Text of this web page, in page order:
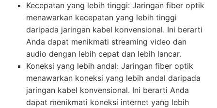
Kecepatan yang lebih tinggi: Jaringan fiber optik
menawarkan kecepatan yang lebih tinggi
daripada jaringan kabel konvensional. Ini berarti
Anda dapat menikmati streaming video dan
audio dengan lebih cepat dan lebih lancar.
Koneksi yang lebih andal: Jaringan fiber optik
menawarkan koneksi yang lebih andal daripada
jaringan kabel konvensional. Ini berarti Anda
dapat menikmati koneksi internet yang lebih